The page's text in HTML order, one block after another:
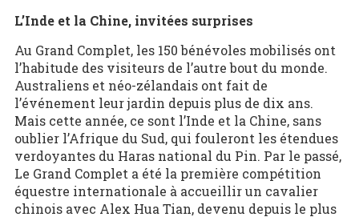
L’Inde et la Chine, invitées surprises
Au Grand Complet, les 150 bénévoles mobilisés ont
l’habitude des visiteurs de l’autre bout du monde.
Australiens et néo-zélandais ont fait de
l’événement leur jardin depuis plus de dix ans.
Mais cette année, ce sont l’Inde et la Chine, sans
oublier l’Afrique du Sud, qui fouleront les étendues
verdoyantes du Haras national du Pin. Par le passé,
Le Grand Complet a été la première compétition
équestre internationale à accueillir un cavalier
chinois avec Alex Hua Tian, devenu depuis le plus